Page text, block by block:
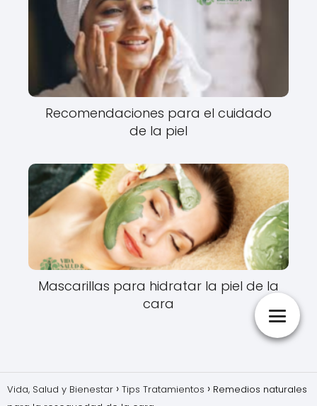
Recomendaciones para el cuidado
de la piel
Mascarillas para hidratar la piel de la
cara
Vida, Salud y Bienestar Tips Tratamientos
Remedios naturales